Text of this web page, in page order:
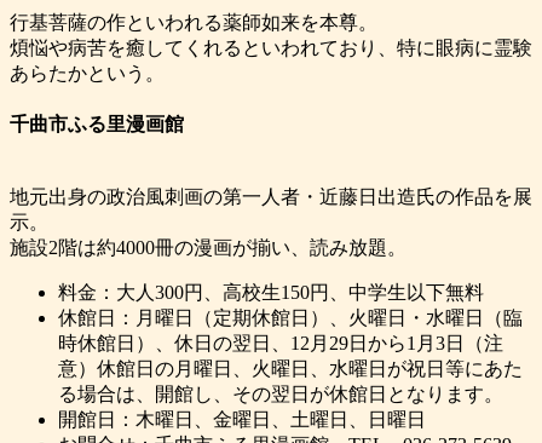
行基菩薩の作といわれる薬師如来を本尊。
煩悩や病苦を癒してくれるといわれており、特に眼病に霊験
あらたかという。
千曲市ふる里漫画館
地元出身の政治風刺画の第一人者・近藤日出造氏の作品を展
示。
施設2階は約4000冊の漫画が揃い、読み放題。
料金：大人300円、高校生150円、中学生以下無料
休館日：月曜日（定期休館日）、火曜日・水曜日（臨
時休館日）、休日の翌日、12月29日から1月3日（注
意）休館日の月曜日、火曜日、水曜日が祝日等にあた
る場合は、開館し、その翌日が休館日となります。
開館日：木曜日、金曜日、土曜日、日曜日